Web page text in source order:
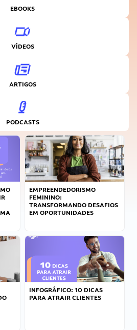
EBOOKS
VÍDEOS
ARTIGOS
PODCASTS
EMPREENDEDORISMO
FEMININO:
TRANSFORMANDO DESAFIOS
EM OPORTUNIDADES
INFOGRÁFICO: 10 DICAS
PARA ATRAIR CLIENTES